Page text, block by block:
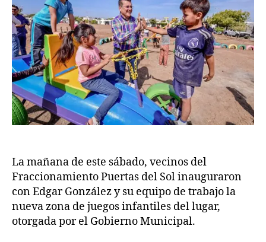
La mañana de este sábado, vecinos del
Fraccionamiento Puertas del Sol inauguraron
con Edgar González y su equipo de trabajo la
nueva zona de juegos infantiles del lugar,
otorgada por el Gobierno Municipal.